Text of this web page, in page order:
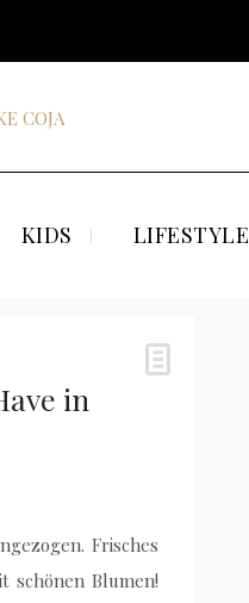
KIDS LIFESTYLE
in
Frisches
schönen Blumen!